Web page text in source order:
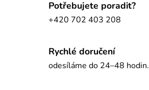
Potřebujete poradit?
+420 702 403 208
Rychlé doručení
odesíláme do 24–48 hodin.